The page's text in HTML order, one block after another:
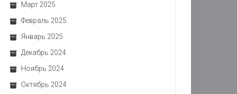
Март 2025
Февраль 2025
Январь 2025
Декабрь 2024
Ноябрь 2024
Октябрь 2024